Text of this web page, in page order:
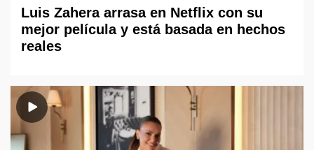
Luis Zahera arrasa en Netflix con su
mejor película y está basada en hechos
reales